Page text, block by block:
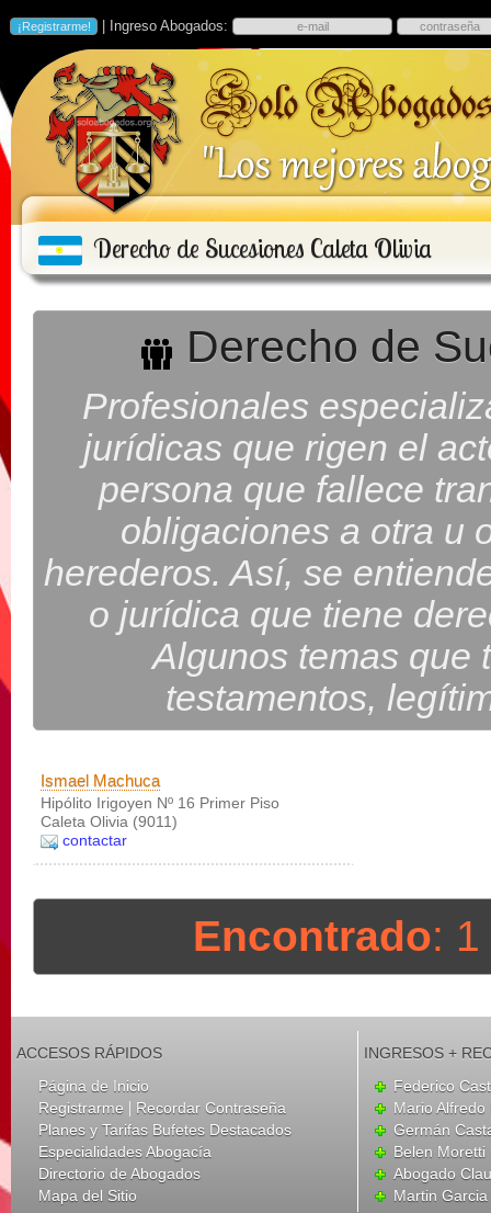
| Ingreso Abogados:
Derecho de Sucesiones Caleta Olivia
Derecho de
Profesionales
jurídicas que rigen el
persona que fallece
obligaciones a otra u
herederos. Así, se
o jurídica que tiene
Algunos temas que
testamentos,
Ismael Machuca
Hipólito Irigoyen Nº 16 Primer Piso
Caleta Olivia (9011)
contactar
Encontrado:
ACCESOS RÁPIDOS
Página de Inicio
Registrarme | Recordar Contraseña
Planes y Tarifas Bufetes Destacados
Especialidades Abogacía
Directorio de Abogados
Mapa del Sitio
INGRESOS +
Federico
Mario Alfredo
Germán
Belen Moretti
Abogado
Martin Garcia